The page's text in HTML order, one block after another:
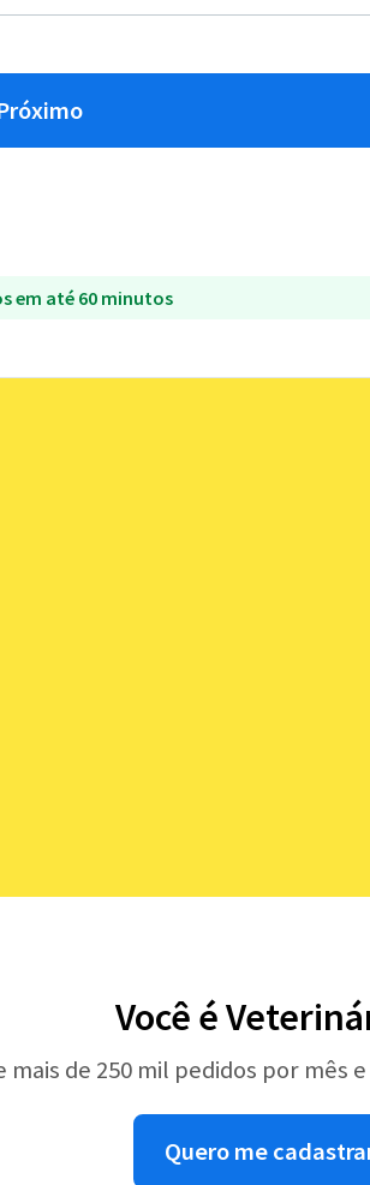
em até 60 minutos
Você é
mais de 250 mil pedidos por mês
Quero me